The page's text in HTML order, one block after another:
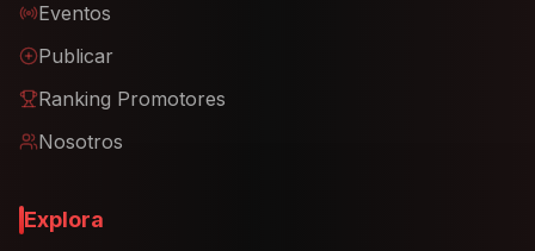
Eventos
Publicar
Ranking Promotores
Nosotros
Explora